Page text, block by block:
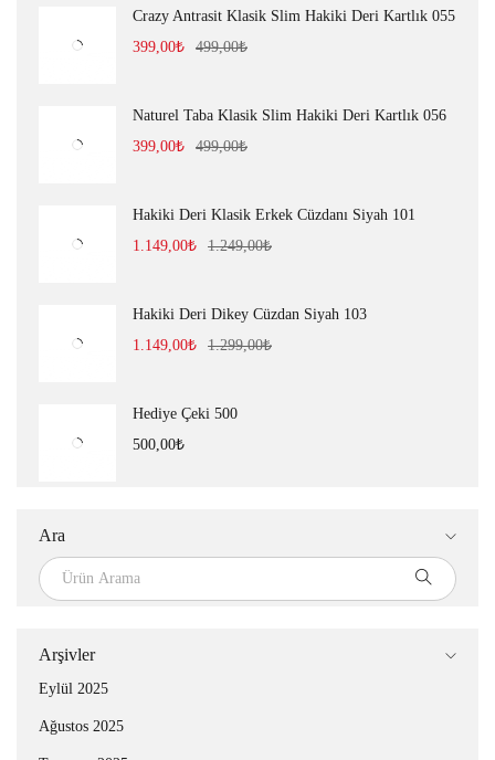
Crazy Antrasit Klasik Slim Hakiki Deri Kartlık 055
499,00₺
399,00₺
Naturel Taba Klasik Slim Hakiki Deri Kartlık 056
499,00₺
399,00₺
Hakiki Deri Klasik Erkek Cüzdanı Siyah 101
1.249,00₺
1.149,00₺
Hakiki Deri Dikey Cüzdan Siyah 103
1.299,00₺
1.149,00₺
Hediye Çeki 500
500,00₺
Ara
Arşivler
Eylül 2025
Ağustos 2025